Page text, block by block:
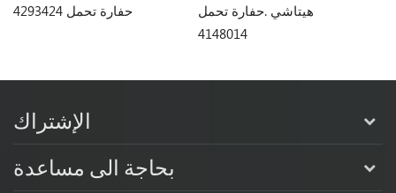
حفارة تحمل 4293424
هيتاشي .حفارة تحمل
4148014
الإشتراك
بحاجة الى مساعدة